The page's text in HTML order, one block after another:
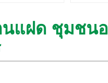
แฝด ชุมชนอ